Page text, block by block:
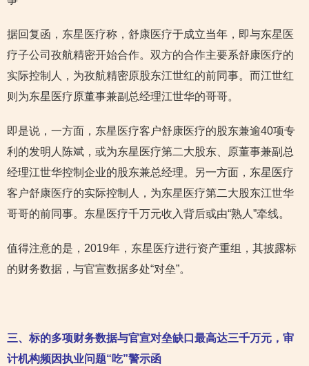
据回复函，东星医疗称，舒康医疗于成立当年，即与东星医
疗子公司孜航精密开始合作。双方的合作主要系舒康医疗的
实际控制人，为孜航精密原股东江世红的前同事。而江世红
则为东星医疗原董事兼副总经理江世华的哥哥。
即是说，一方面，东星医疗客户舒康医疗的股东兼逾40项专
利的发明人陈斌，或为东星医疗第二大股东、原董事兼副总
经理江世华控制企业的股东兼总经理。另一方面，东星医疗
客户舒康医疗的实际控制人，为东星医疗第二大股东江世华
哥哥的前同事。东星医疗千万元收入背后或由“熟人”牵线。
值得注意的是，2019年，东星医疗进行资产重组，其披露标
的财务数据，与官宣数据多处“对垒”。
三、标的多项财务数据与官宣对垒缺口最高达三千万元，审
计机构频因执业问题“吃”警示函